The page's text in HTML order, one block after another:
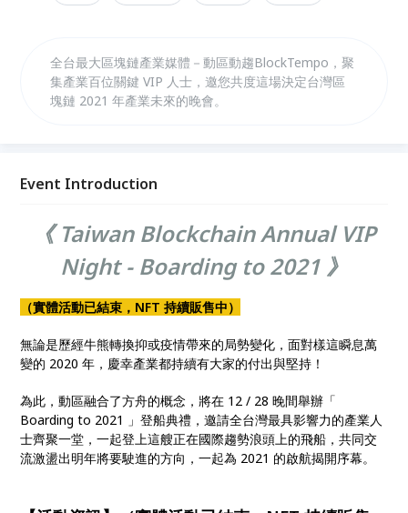
全台最大區塊鏈產業媒體－動區動趨BlockTempo，聚
集產業百位關鍵 VIP 人士，邀您共度這場決定台灣區
塊鏈 2021 年產業未來的晚會。
Event Introduction
《 Taiwan Blockchain Annual VIP
Night - Boarding to 2021 》
（實體活動已結束，NFT 持續販售中）
無論是歷經牛熊轉換抑或疫情帶來的局勢變化，面對樣這瞬息萬
變的 2020 年，慶幸產業都持續有大家的付出與堅持！
為此，動區融合了方舟的概念，將在 12 / 28 晚間舉辦「
Boarding to 2021 」登船典禮，邀請全台灣最具影響力的產業人
士齊聚一堂，一起登上這艘正在國際趨勢浪頭上的飛船，共同交
流激盪出明年將要駛進的方向，一起為 2021 的啟航揭開序幕。